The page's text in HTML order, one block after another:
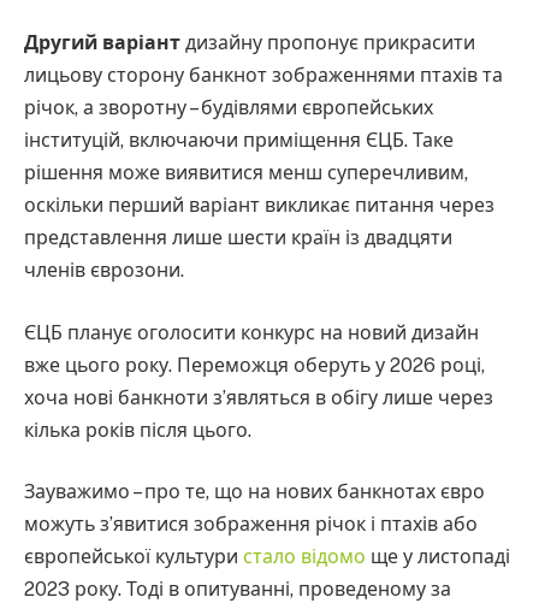
Другий варіант дизайну пропонує прикрасити
лицьову сторону банкнот зображеннями птахів та
річок, а зворотну – будівлями європейських
інституцій, включаючи приміщення ЄЦБ. Таке
рішення може виявитися менш суперечливим,
оскільки перший варіант викликає питання через
представлення лише шести країн із двадцяти
членів єврозони.
ЄЦБ планує оголосити конкурс на новий дизайн
вже цього року. Переможця оберуть у 2026 році,
хоча нові банкноти з’являться в обігу лише через
кілька років після цього.
Зауважимо – про те, що на нових банкнотах євро
можуть з’явитися зображення річок і птахів або
європейської культури стало відомо ще у листопаді
2023 року. Тоді в опитуванні, проведеному за